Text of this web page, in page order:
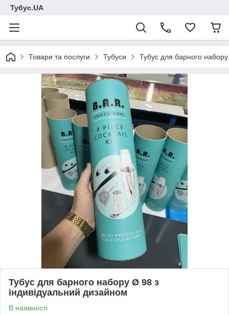
Тубус.UA
Товари та послуги Тубуси Тубус для барного
Тубус для барного набору Ø 98 з
індивідуальний дизайном
В наявності